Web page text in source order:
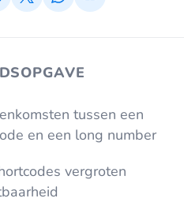
tussen een
en een long number
vergroten